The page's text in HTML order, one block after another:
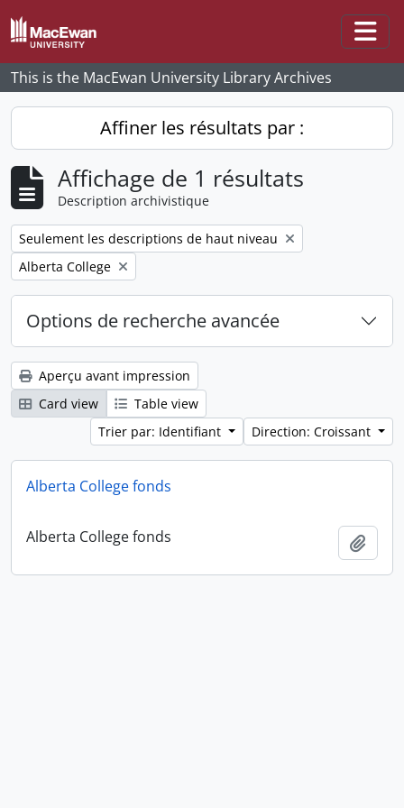
Skip to main content
This is the MacEwan University Library Archives
Affiner les résultats par :
Affichage de 1 résultats
Description archivistique
Remove filter:
Seulement les descriptions de haut niveau
Remove filter:
Alberta College
Options de recherche avancée
Aperçu avant impression
Card view
Table view
Trier par: Identifiant
Direction: Croissant
Alberta College fonds
Alberta College fonds